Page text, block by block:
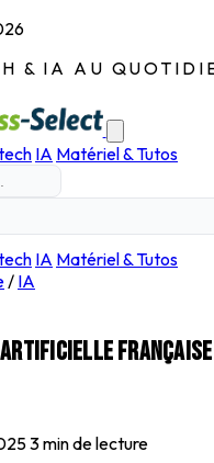
& IA AU
IA Matériel & Tutos
IA Matériel & Tutos
/ IA
française :
3 min de lecture